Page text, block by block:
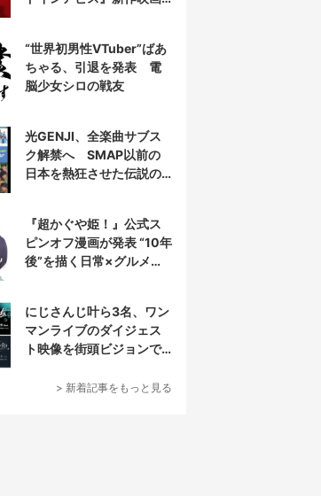
“世界初男性VTuber”ばあ
ちゃる、引退を発表 電
脳少女シロの戦友
光GENJI、全楽曲サブス
ク解禁へ SMAP以前の
日本を熱狂させた伝説の
『超かぐや姫！』公式ス
ピンオフ漫画が発表 “10年
後”を描く日常×グルメ作
にじさんじ叶ら3名、ワン
マンライブのダイジェス
ト映像を街頭ビジョンで
> 新着記事をもっと見る